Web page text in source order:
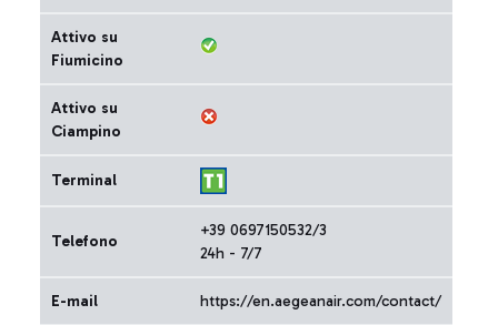
Attivo su
Fiumicino
Attivo su
Ciampino
Terminal
Telefono
+39 0697150532/3
24h - 7/7
E-mail https://en.aegeanair.com/contact/